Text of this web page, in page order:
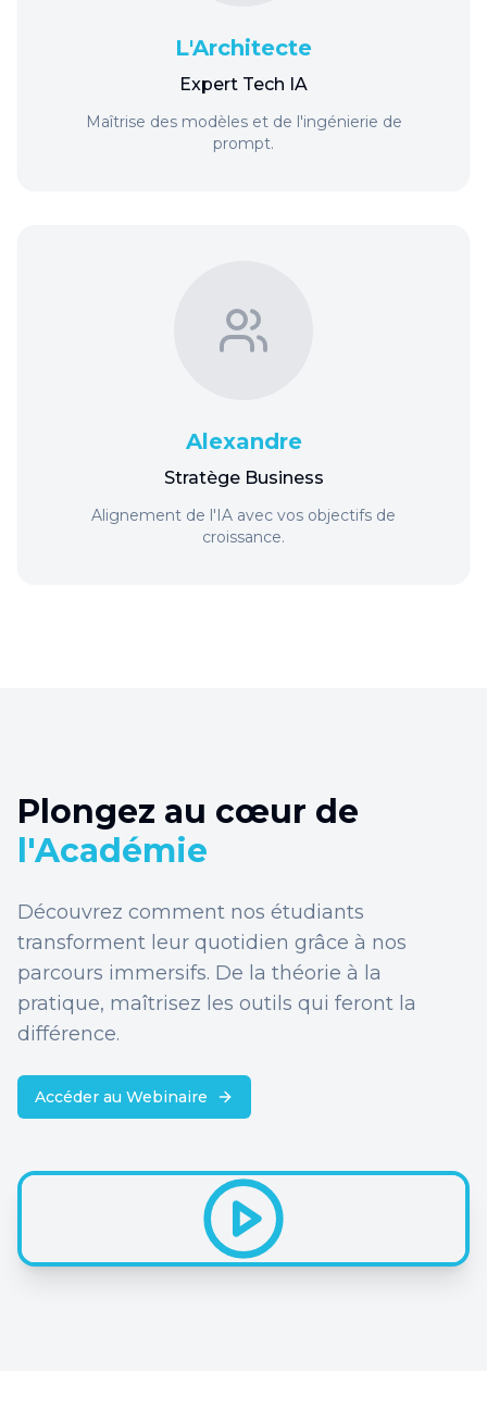
L'Architecte
Expert Tech IA
Maîtrise des modèles et de l'ingénierie de
prompt.
Alexandre
Stratège Business
Alignement de l'IA avec vos objectifs de
croissance.
Plongez au cœur de
l'Académie
Découvrez comment nos étudiants
transforment leur quotidien grâce à nos
parcours immersifs. De la théorie à la
pratique, maîtrisez les outils qui feront la
différence.
Accéder au Webinaire